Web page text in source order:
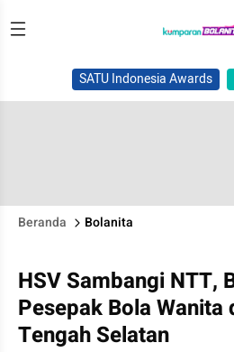
SATU Indonesia Awards
Beranda Bolanita
HSV Sambangi NTT,
Pesepak Bola Wanita
Tengah Selatan